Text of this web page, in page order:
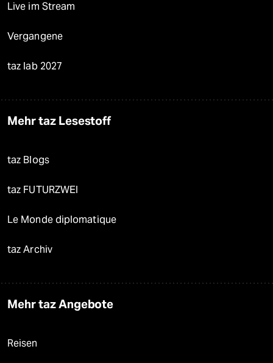
Live im Stream
Vergangene
taz lab 2027
Mehr taz Lesestoff
taz Blogs
taz FUTURZWEI
Le Monde diplomatique
taz Archiv
Mehr taz Angebote
Reisen